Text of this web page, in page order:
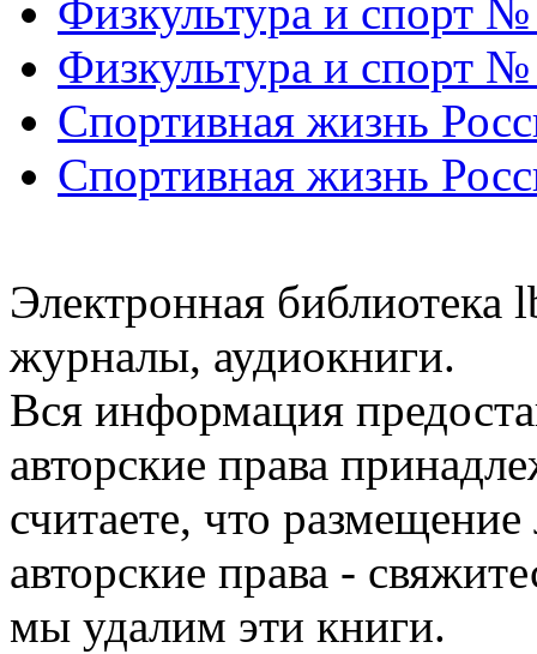
Физкультура и спорт
Физкультура и спорт
Спортивная жизнь
Спортивная жизнь
Электронная библиотека
журналы, аудиокниги.
Вся информация
авторские права
считаете, что
авторские права -
мы удалим эти книги.